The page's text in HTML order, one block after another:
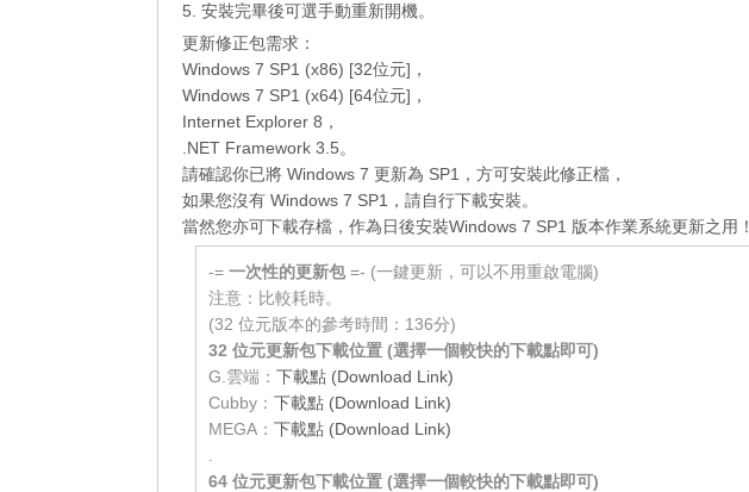
5. 安裝完畢後可選手動重新開機。
更新修正包需求：
Windows 7 SP1 (x86) [32位元]，
Windows 7 SP1 (x64) [64位元]，
Internet Explorer 8，
.NET Framework 3.5。
請確認你已將 Windows 7 更新為 SP1，方可安裝此修正檔，
如果您沒有 Windows 7 SP1 ，請自行下載安裝。
當然您亦可下載存檔，作為日後安裝Windows 7 SP1 版本作業系統更新之用！
-= 一次性的更新包=- (一鍵更新，可以不用重啟電腦)
注意：比較耗時。
(32 位元版本的參考時間：136分)
32 位元更新包下載位置 (選擇一個較快的下載點即可)
G.雲端： 下載點 (Download Link)
Cubby： 下載點 (Download Link)
MEGA： 下載點 (Download Link)
64 位元更新包下載位置 (選擇一個較快的下載點即可)